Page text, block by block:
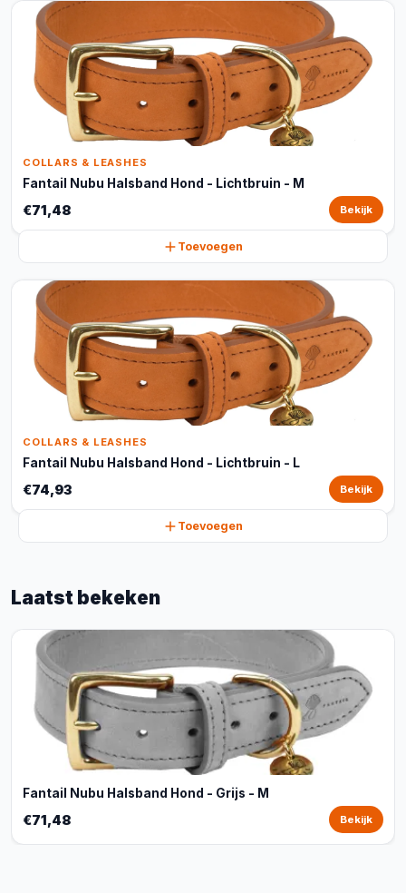
COLLARS & LEASHES
Fantail Nubu Halsband Hond - Lichtbruin - M
€71,48 Bekijk
Toevoegen
COLLARS & LEASHES
Fantail Nubu Halsband Hond - Lichtbruin - L
€74,93 Bekijk
Toevoegen
Laatst bekeken
Fantail Nubu Halsband Hond - Grijs - M
€71,48 Bekijk